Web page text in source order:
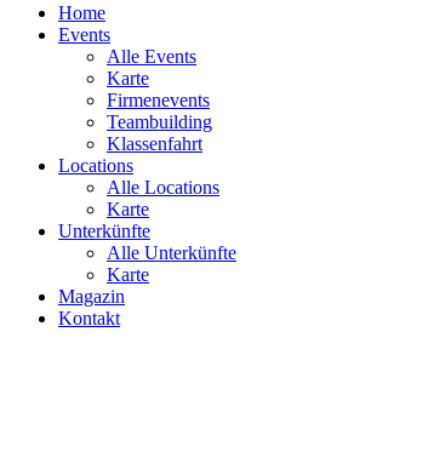
Home
Events
Alle Events
Karte
Firmenevents
Teambuilding
Klassenfahrt
Locations
Alle Locations
Karte
Unterkünfte
Alle Unterkünfte
Karte
Magazin
Kontakt